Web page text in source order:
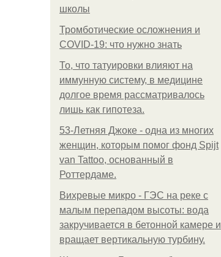
школы
Тромботические осложнения и
COVID-19: что нужно знать
То, что татуировки влияют на
иммунную систему, в медицине
долгое время рассматривалось
лишь как гипотеза.
53-Летняя Джоке - одна из многих
женщин, которым помог фонд Spijt
van Tattoo, основанный в
Роттердаме.
Вихревые микро - ГЭС на реке с
малым перепадом высоты: вода
закручивается в бетонной камере и
вращает вертикальную турбину.